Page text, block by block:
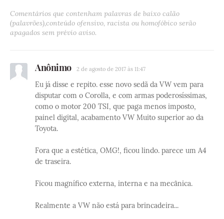
Comentários que contenham palavras de baixo calão
(palavrões),conteúdo ofensivo, racista ou homofóbico serão
apagados sem prévio aviso.
Anônimo 2 de agosto de 2017 às 11:47
Eu já disse e repito. esse novo sedã da VW vem para
disputar com o Corolla, e com armas poderosíssimas,
como o motor 200 TSI, que paga menos imposto,
painel digital, acabamento VW Muito superior ao da
Toyota.
Fora que a estética, OMG!, ficou lindo. parece um A4
de traseira.
Ficou magnífico externa, interna e na mecânica.
Realmente a VW não está para brincadeira...